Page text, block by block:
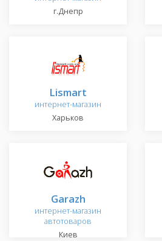
г.Днепр
Lismart
интернет-магазин
Харьков
Garazh
интернет-магазин
автотоваров
Киев